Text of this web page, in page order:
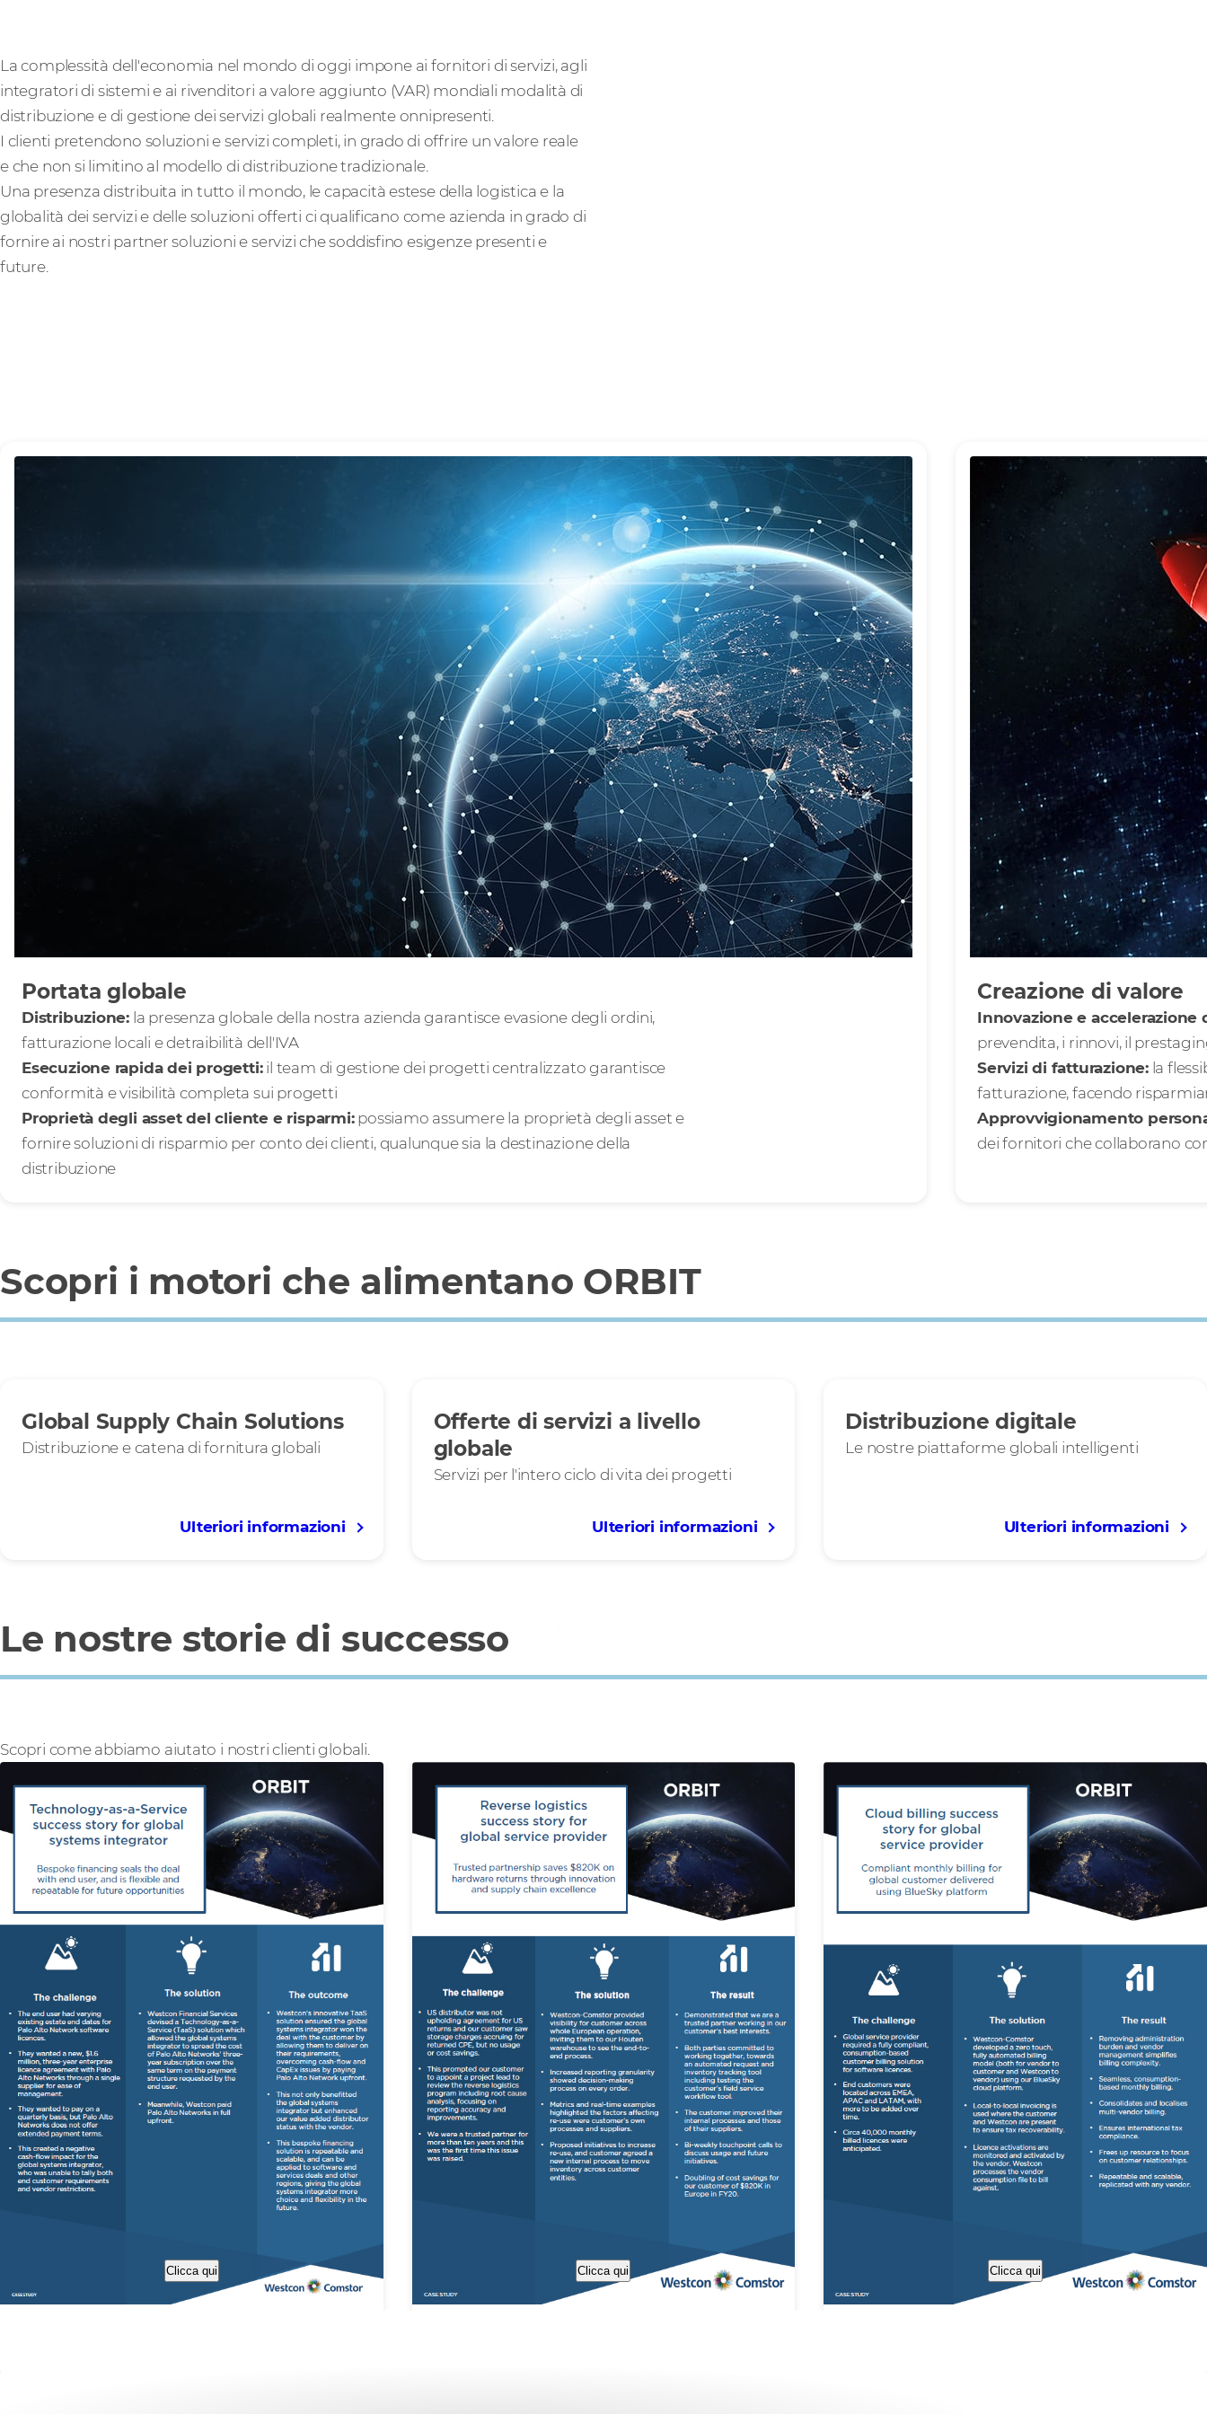
La complessità dell'economia nel mondo di oggi impone ai fornitori di servizi, agli
integratori di sistemi e ai rivenditori a valore aggiunto (VAR) mondiali modalità di
distribuzione e di gestione dei servizi globali realmente onnipresenti.
I clienti pretendono soluzioni e servizi completi, in grado di offrire un valore reale
e che non si limitino al modello di distribuzione tradizionale.
Una presenza distribuita in tutto il mondo, le capacità estese della logistica e la
globalità dei servizi e delle soluzioni offerti ci qualificano come azienda in grado di
fornire ai nostri partner soluzioni e servizi che soddisfino esigenze presenti e
future.
Portata globale
Distribuzione: la presenza globale della nostra azienda garantisce evasione degli ordini,
fatturazione locali e detraibilità dell'IVA
Esecuzione rapida dei progetti:il team di gestione dei progetti centralizzato garantisce
conformità e visibilità completa sui progetti
Proprietà degli asset del cliente e risparmi:possiamo assumere la proprietà degli asset e
fornire soluzioni di risparmio per conto dei clienti, qualunque sia la destinazione della
distribuzione
Creazione di valore
Innovazione e accelerazione
prevendita, i rinnovi, il
Servizi di fatturazione:la
fatturazione, facendo
Approvvigionamento
dei fornitori che collaborano
Scopri i motori che alimentano ORBIT
Global Supply Chain Solutions
Distribuzione e catena di fornitura globali
Ulteriori informazioni
Offerte di servizi a livello
globale
Servizi per l'intero ciclo di vita dei progetti
Ulteriori informazioni
Distribuzione digitale
Le nostre piattaforme globali intelligenti
Ulteriori informazioni
Le nostre storie di successo
Scopri come abbiamo aiutato i nostri clienti globali.
Clicca qui Clicca qui Clicca qui